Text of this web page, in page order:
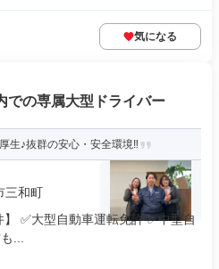
気になる
での専属大型ドライバー
生♪抜群の安心・安全環境‼
三和町
✅大型自動車運転免許 ✅中型自
...